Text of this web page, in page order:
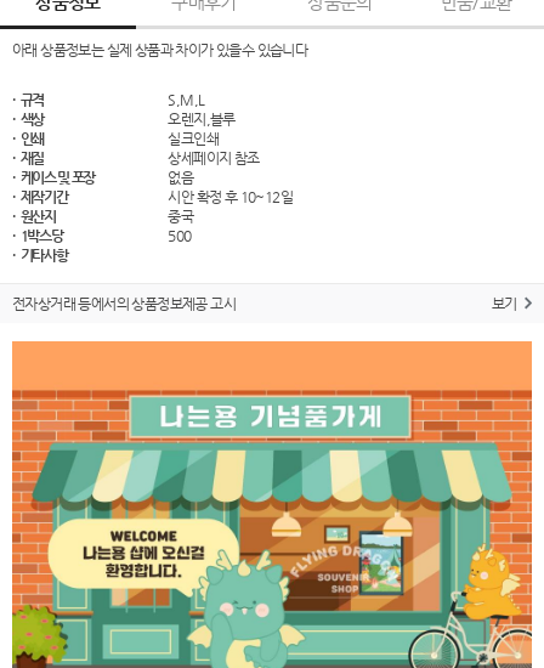
아래 상품정보는 실제 상품과 차이가 있을수 있습니다
· 규격
S,M,L
· 색상
오렌지,블루
· 인쇄
실크인쇄
· 재질
상세페이지 참조
· 케이스 및 포장
없음
· 제작기간
시안 확정 후 10~12일
· 원산지
중국
· 1박스당
500
· 기타사항
전자상거래 등에서의 상품정보제공 고시 보기